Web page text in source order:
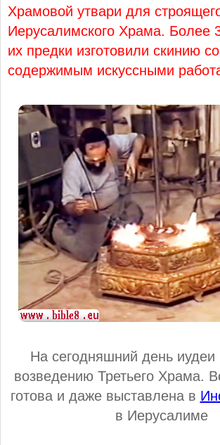
Храмовой утвари для
Иерусалимского Храма. Более
их предки изготовили скинию
содержимым искуссными
На сегодняшний день иудеи
возведению Третьего Храма.
готова и даже выставлена в
в Иерусалиме